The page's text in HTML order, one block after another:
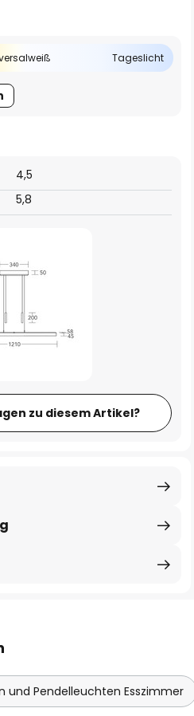
Tageslicht
5,8
4,5
zu diesem Artikel?
und Pendelleuchten Esszimmer